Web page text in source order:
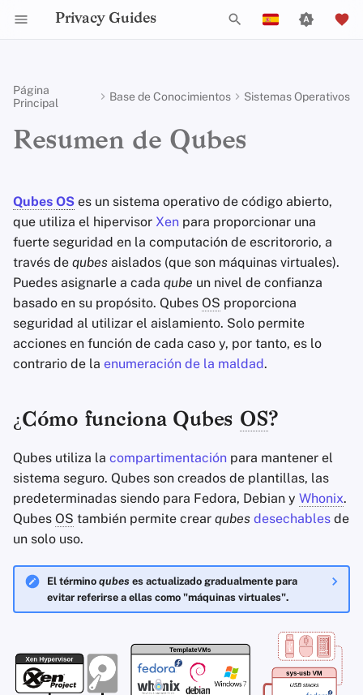
Privacy Guides
a
l
i
z
n
b
ú
q
d
עִברִית
Nederlands
中文 (繁體)
中文 (繁體，台灣)
Русский
Introducción a las
Eligiendo Tu Hardware
Seguridad del correo
electrónico
Vista General de VPN
Resumen DNS
Resumen de Tor
Tipos de redes de
comunicación
¿Cómo funciona Qubes
¿Por qué utilizar Qubes?
Intercambio de archivos
Interacciones inter-VM
Conectarse a Tor a través de una
VPN
Recursos Adicionales
Configuración de las
Directivas de Grupo
Herramientas de
Servidores de Correo
Gestión de Archivos
Navegación por Internet
Navegadores de
Navegadores Móviles
Extensiones de
Navegador
Proveedores
Solucionadores DNS
Alias de correo
electrónico
Servicios de Correo
Electrónico
Gestión de
Motores de Búsqueda
Servicios de VPN
Software
Sincronización del
Criptomonedas
Edición de Datos y
Metadatos
Colaboración en
Documentos
Clientes de Correo
Software de Cifrado
Compartir y
archivos
Interfaces de usuario
Salud y Bienestar
Herramientas
Mapas y Navegación
Hardware
Llaves de seguridad
Sistemas Operativos
Escritorio/PC
Avanzado
Integridad del
Activist Toolbox
Choose Your Tools
Support The Community
Build Alliances
Make It Accessible
Uphold Integrity
Take Action!
Legal Resources
Sobre Privacy Guides
Donar
Políticas
Política de Aceptación de
Política Ejecutiva
Política de Privacidad
Avisos y Descargos de
Responsabilidad
Comunidad
Colaboradores
Código de Conducta
Estadísticas de tráfico
Contribuir
Guías Técnicas
Página
Principal
Base de Conocimientos Sistemas Operativos
Resumen de Qubes
Qubes OS es un sistema operativo de código abierto,
que utiliza el hipervisor Xen para proporcionar una
fuerte seguridad en la computación de escritororio, a
través de qubes aislados (que son máquinas virtuales).
Puedes asignarle a cada qube un nivel de confianza
basado en su propósito. Qubes OS proporciona
seguridad al utilizar el aislamiento. Solo permite
acciones en función de cada caso y, por tanto, es lo
contrario de la enumeración de la maldad.
¿Cómo funciona Qubes OS?
Qubes utiliza la compartimentación para mantener el
sistema seguro. Qubes son creados de plantillas, las
predeterminadas siendo para Fedora, Debian y Whonix.
Qubes OS también permite crear qubes desechables de
un solo uso.
El término qubeses actualizado gradualmente para
evitar referirse a ellas como "máquinas virtuales".